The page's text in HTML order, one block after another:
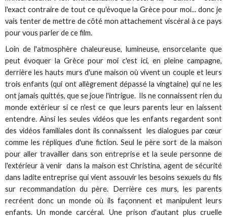
l'exact contraire de tout ce qu'évoque la Grèce pour moi... donc je
vais tenter de mettre de côté mon attachement viscéral à ce pays
pour vous parler de ce film.
Loin de l'atmosphère chaleureuse, lumineuse, ensorcelante que
peut évoquer la Grèce pour moi c'est ici, en pleine campagne,
derrière les hauts murs d'une maison où vivent un couple et leurs
trois enfants (qui ont allègrement dépassé la vingtaine) qui ne les
ont jamais quittés, que se joue l'intrigue. Ils ne connaissent rien du
monde extérieur si ce n'est ce que leurs parents leur en laissent
entendre. Ainsi les seules vidéos que les enfants regardent sont
des vidéos familiales dont ils connaissent les dialogues par cœur
comme les répliques d'une fiction. Seul le père sort de la maison
pour aller travailler dans son entreprise et la seule personne de
l'extérieur à venir dans la maison est Christina, agent de sécurité
dans ladite entreprise qui vient assouvir les besoins sexuels du fils
sur recommandation du père. Derrière ces murs, les parents
recréent donc un monde où ils façonnent et manipulent leurs
enfants. Un monde carcéral. Une prison d'autant plus cruelle